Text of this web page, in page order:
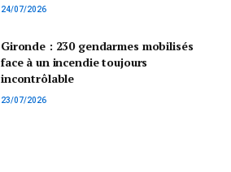
24/07/2026
Gironde : 230 gendarmes mobilisés
face à un incendie toujours
incontrôlable
23/07/2026